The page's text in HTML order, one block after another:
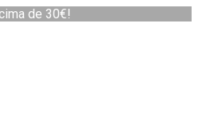
de 30€!